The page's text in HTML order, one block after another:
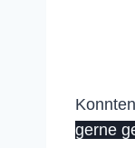
gerne